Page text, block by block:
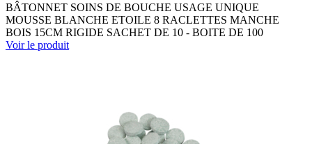
BÂTONNET SOINS DE BOUCHE USAGE UNIQUE
MOUSSE BLANCHE ETOILE 8 RACLETTES MANCHE
BOIS 15CM RIGIDE SACHET DE 10 - BOITE DE 100
Voir le produit